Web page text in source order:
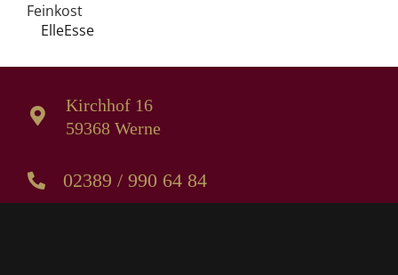
Feinkost
ElleEsse
Kirchhof 16
59368 Werne
02389 / 990 64 84